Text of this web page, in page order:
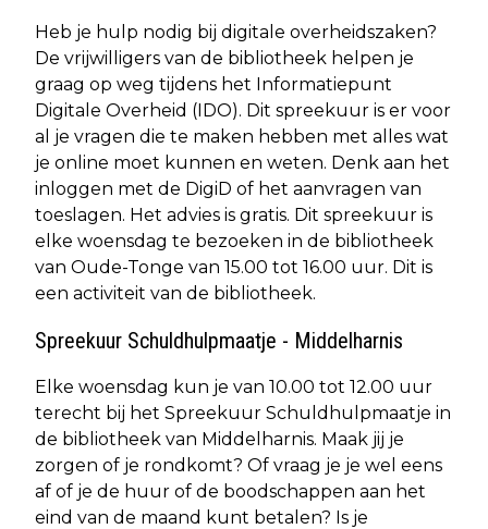
Heb je hulp nodig bij digitale overheidszaken?
De vrijwilligers van de bibliotheek helpen je
graag op weg tijdens het Informatiepunt
Digitale Overheid (IDO). Dit spreekuur is er voor
al je vragen die te maken hebben met alles wat
je online moet kunnen en weten. Denk aan het
inloggen met de DigiD of het aanvragen van
toeslagen. Het advies is gratis. Dit spreekuur is
elke woensdag te bezoeken in de bibliotheek
van Oude-Tonge van 15.00 tot 16.00 uur. Dit is
een activiteit van de bibliotheek.
Spreekuur Schuldhulpmaatje - Middelharnis
Elke woensdag kun je van 10.00 tot 12.00 uur
terecht bij het Spreekuur Schuldhulpmaatje in
de bibliotheek van Middelharnis. Maak jij je
zorgen of je rondkomt? Of vraag je je wel eens
af of je de huur of de boodschappen aan het
eind van de maand kunt betalen? Is je